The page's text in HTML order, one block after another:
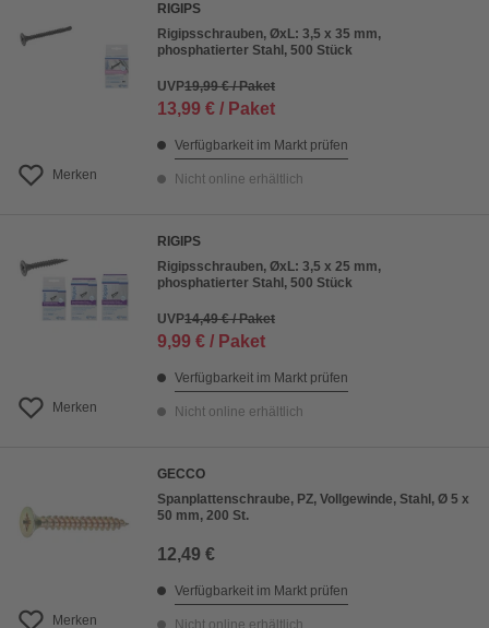
Merken
RIGIPS
Rigipsschrauben, ØxL: 3,5 x 35 mm,
phosphatierter Stahl, 500 Stück
UVP19,99 € / Paket
13,99 € / Paket
Verfügbarkeit im Markt prüfen
Nicht online erhältlich
Merken
RIGIPS
Rigipsschrauben, ØxL: 3,5 x 25 mm,
phosphatierter Stahl, 500 Stück
UVP14,49 € / Paket
9,99 € / Paket
Verfügbarkeit im Markt prüfen
Nicht online erhältlich
Merken
GECCO
Spanplattenschraube, PZ, Vollgewinde, Stahl, Ø 5 x
50 mm, 200 St.
12,49 €
Verfügbarkeit im Markt prüfen